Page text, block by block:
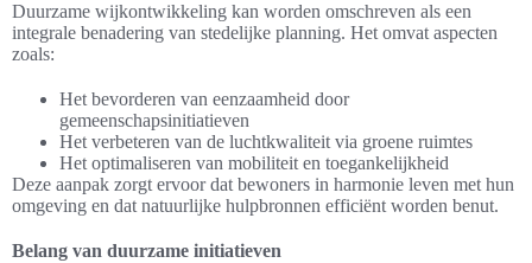
Duurzame wijkontwikkeling kan worden omschreven als een
integrale benadering van stedelijke planning. Het omvat aspecten
zoals:
Het bevorderen van eenzaamheid door
gemeenschapsinitiatieven
Het verbeteren van de luchtkwaliteit via groene ruimtes
Het optimaliseren van mobiliteit en toegankelijkheid
Deze aanpak zorgt ervoor dat bewoners in harmonie leven met hun
omgeving en dat natuurlijke hulpbronnen efficiënt worden benut.
Belang van duurzame initiatieven